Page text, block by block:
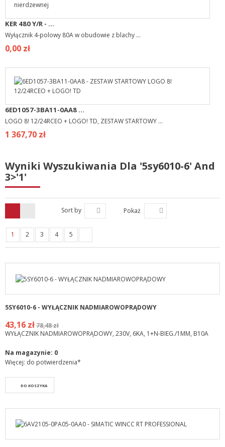
KER 480 Y/R - ...
Wyłącznik 4-polowy 80A w obudowie z blachy ...
0,00 zł
6ED1057-3BA11-0AA8 ...
LOGO 8! 12/24RCEO + LOGO! TD, ZESTAW STARTOWY ...
1 367,70 zł
Wyniki Wyszukiwania Dla '5sy6010-6' And
3>'1'
Sort by Pokaż
1 2 3 4 5
5SY6010-6 - WYŁĄCZNIK NADMIAROWOPRĄDOWY
43,16 zł78,48 zł
WYŁĄCZNIK NADMIAROWOPRĄDOWY, 230V, 6KA, 1+N-BIEG./1MM, B10A
Na magazynie: 0
Więcej: do potwierdzenia*
DO KOSZYKA